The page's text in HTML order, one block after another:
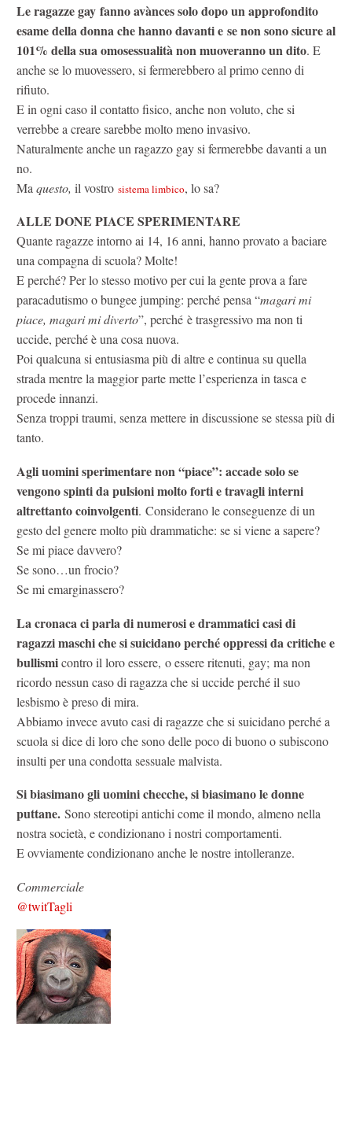
Le ragazze gay fanno avànces solo dopo un approfondito
esame della donna che hanno davanti e se non sono sicure al
101% della sua omosessualità non muoveranno un dito. E
anche se lo muovessero, si fermerebbero al primo cenno di
rifiuto.
E in ogni caso il contatto fisico, anche non voluto, che si
verrebbe a creare sarebbe molto meno invasivo.
Naturalmente anche un ragazzo gay si fermerebbe davanti a un
no.
Ma questo, il vostro sistema limbico, lo sa?
ALLE DONE PIACE SPERIMENTARE
Quante ragazze intorno ai 14, 16 anni, hanno provato a baciare
una compagna di scuola? Molte!
E perché? Per lo stesso motivo per cui la gente prova a fare
paracadutismo o bungee jumping: perché pensa “magari mi
piace, magari mi diverto”, perché è trasgressivo ma non ti
uccide, perché è una cosa nuova.
Poi qualcuna si entusiasma più di altre e continua su quella
strada mentre la maggior parte mette l’esperienza in tasca e
procede innanzi.
Senza troppi traumi, senza mettere in discussione se stessa più di
tanto.
Agli uomini sperimentare non “piace”: accade solo se
vengono spinti da pulsioni molto forti e travagli interni
altrettanto coinvolgenti. Considerano le conseguenze di un
gesto del genere molto più drammatiche: se si viene a sapere?
Se mi piace davvero?
Se sono…un frocio?
Se mi emarginassero?
La cronaca ci parla di numerosi e drammatici casi di
ragazzi maschi che si suicidano perché oppressi da critiche e
bullismicontro il loro essere, o essere ritenuti, gay; ma non
ricordo nessun caso di ragazza che si uccide perché il suo
lesbismo è preso di mira.
Abbiamo invece avuto casi di ragazze che si suicidano perché a
scuola si dice di loro che sono delle poco di buono o subiscono
insulti per una condotta sessuale malvista.
Si biasimano gli uomini checche, si biasimano le donne
puttane. Sono stereotipi antichi come il mondo, almeno nella
nostra società, e condizionano i nostri comportamenti.
E ovviamente condizionano anche le nostre intolleranze.
Commerciale
@twitTagli